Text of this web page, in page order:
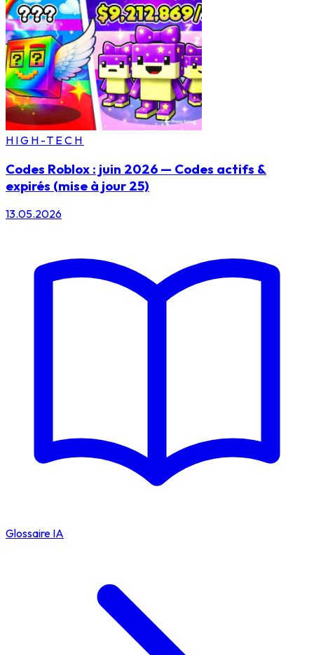
HIGH-TECH
Codes Roblox : juin 2026 — Codes actifs &
expirés (mise à jour 25)
13.05.2026
Glossaire IA